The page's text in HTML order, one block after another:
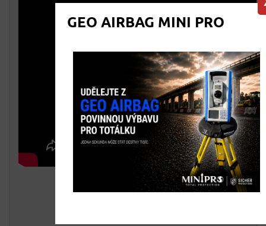
GEO AIRBAG MINI PRO